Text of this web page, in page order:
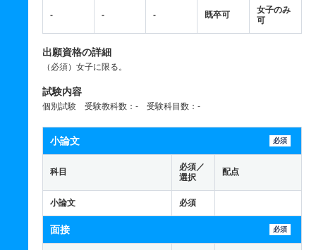
- - - 既卒可
女子のみ
可
出願資格の詳細
（必須）女子に限る。
試験内容
個別試験 受験教科数：- 受験科目数：-
小論文 必須
科目
必須／
選択
配点
小論文 必須
面接 必須